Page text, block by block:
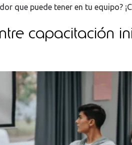
que puede tener en tu equipo?
capacitación